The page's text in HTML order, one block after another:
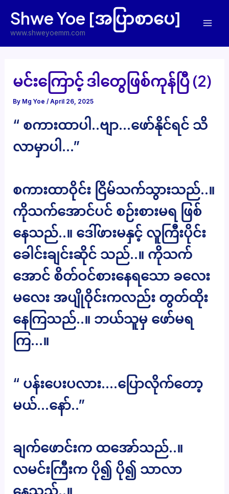
content
Shwe Yoe [အပြာစာပေ]
www.shweyoemm.com
မင်းကြောင့် ဒါတွေဖြစ်ကုန်ပြီ (2)
By Mg Yoe/April 26, 2025
“ စကားထာပါ..ဗျာ…ဖော်နိုင်ရင် သိ
လာမှာပါ…”
စကားထာဝိုင်း ငြိမ်သက်သွားသည်..။
ကိုသက်အောင်ပင် စဉ်းစားမရ ဖြစ်
နေသည်..။ ဒေါ်ဖားမနှင့် လူကြီးပိုင်း
ခေါင်းချင်းဆိုင် သည်..။ ကိုသက်
အောင် စိတ်ဝင်စားနေရသော ခလေး
မလေး အပျိုဝိုင်းကလည်း တွတ်ထိုး
နေကြသည်..။ ဘယ်သူမှ ဖော်မရ
ကြ…။
“ ပန်းပေးပလား….ပြောလိုက်တော့
မယ်…နော်..”
ချက်ဖောင်းက ထအော်သည်..။
လမင်းကြီးက ပို၍ ပို၍ သာလာ
နေသည်..။